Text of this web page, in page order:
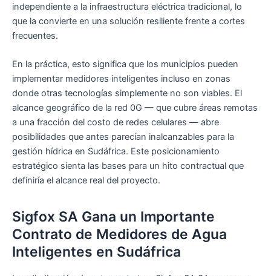
independiente a la infraestructura eléctrica tradicional, lo
que la convierte en una solución resiliente frente a cortes
frecuentes.
En la práctica, esto significa que los municipios pueden
implementar medidores inteligentes incluso en zonas
donde otras tecnologías simplemente no son viables. El
alcance geográfico de la red 0G — que cubre áreas remotas
a una fracción del costo de redes celulares — abre
posibilidades que antes parecían inalcanzables para la
gestión hídrica en Sudáfrica. Este posicionamiento
estratégico sienta las bases para un hito contractual que
definiría el alcance real del proyecto.
Sigfox SA Gana un Importante
Contrato de Medidores de Agua
Inteligentes en Sudáfrica